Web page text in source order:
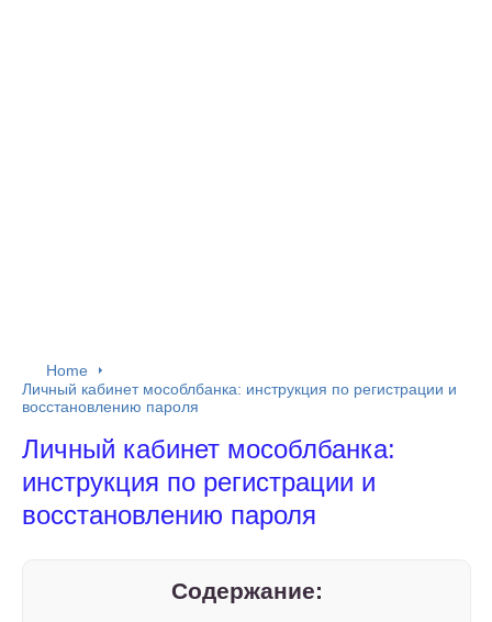
Home
Личный кабинет мособлбанка: инструкция по регистрации и
восстановлению пароля
Личный кабинет мособлбанка:
инструкция по регистрации и
восстановлению пароля
Содержание: